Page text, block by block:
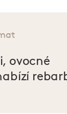
ovocné